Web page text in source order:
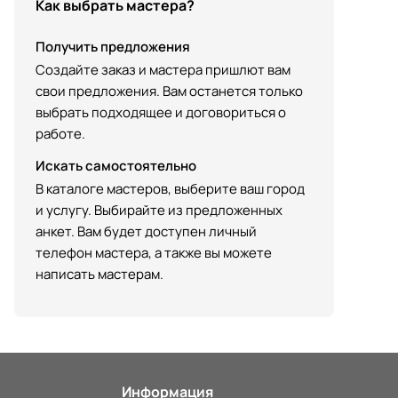
Как выбрать мастера?
Получить предложения
Создайте заказ и мастера пришлют вам
свои предложения. Вам останется только
выбрать подходящее и договориться о
работе.
Искать самостоятельно
В каталоге мастеров, выберите ваш город
и услугу. Выбирайте из предложенных
анкет. Вам будет доступен личный
телефон мастера, а также вы можете
написать мастерам.
Информация